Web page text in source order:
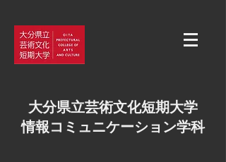
大分県立芸術文化短期大学
情報コミュニケーション学科